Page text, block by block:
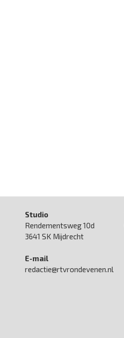
Studio
Rendementsweg 10d
3641 SK Mijdrecht
E-mail
redactie@rtvrondevenen.nl